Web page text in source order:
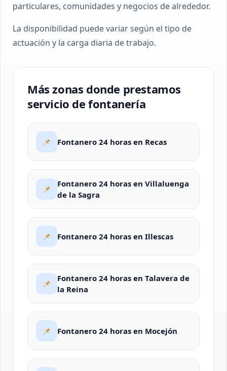
particulares, comunidades y negocios de alrededor.
La disponibilidad puede variar según el tipo de
actuación y la carga diaria de trabajo.
Más zonas donde prestamos
servicio de fontanería
📌 Fontanero 24 horas en Recas
📌
Fontanero 24 horas en Villaluenga
de la Sagra
📌 Fontanero 24 horas en Illescas
📌
Fontanero 24 horas en Talavera de
la Reina
📌 Fontanero 24 horas en Mocejón